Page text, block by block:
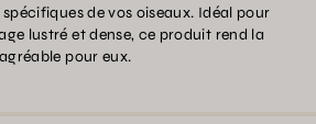
de vos oiseaux. Idéal pour
lustré et dense, ce produit rend la
pour eux.